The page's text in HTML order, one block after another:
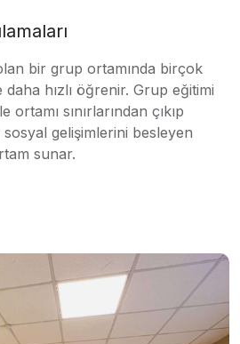
bir grup ortamında birçok
hızlı öğrenir. Grup eğitimi
ortamı sınırlarından çıkıp
gelişimlerini besleyen
sunar.